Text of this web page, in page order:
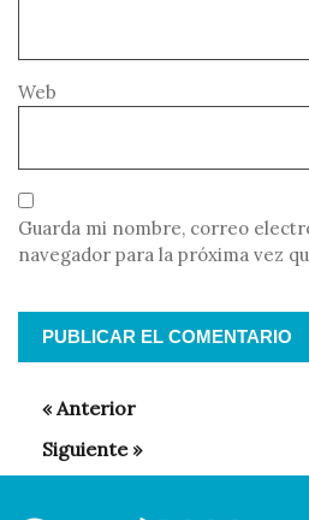
Web
Guarda mi nombre, correo
navegador para la próxima vez